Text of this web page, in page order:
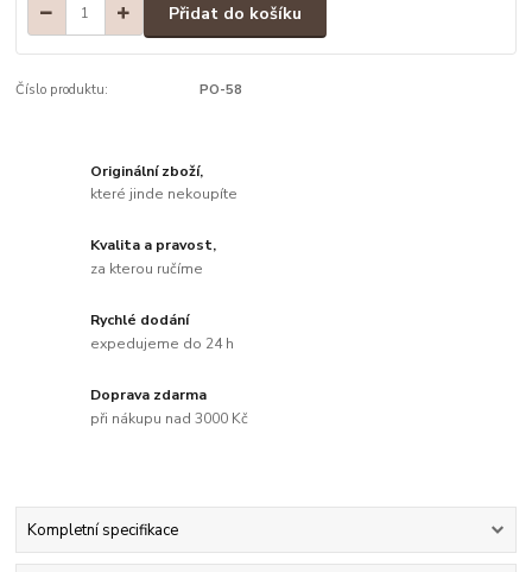
Přidat do košíku
Číslo produktu: PO-58
Originální zboží,
které jinde nekoupíte
Kvalita a pravost,
za kterou ručíme
Rychlé dodání
expedujeme do 24 h
Doprava zdarma
při nákupu nad 3000 Kč
Kompletní specifikace